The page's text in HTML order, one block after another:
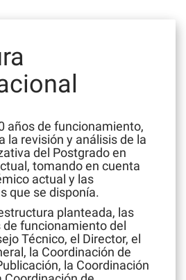
años de funcionamiento,
la revisión y análisis de la
del Postgrado en
tomando en cuenta
actual y las
que se disponía.
planteada, las
de funcionamiento del
Técnico, el Director, el
la Coordinación de
la Coordinación